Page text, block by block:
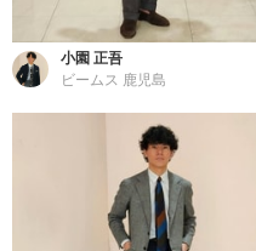
小園 正吾
ビームス 鹿児島